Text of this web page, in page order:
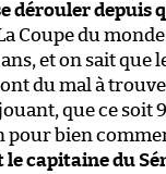
dérouler depuis
Coupe du
et on sait que
du mal à
que ce soit
pour bien
capitaine du